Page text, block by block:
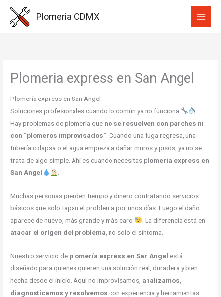
Plomeria CDMX
Plomeria express en San Angel
Plomería express en San Angel
Soluciones profesionales cuando lo común ya no funciona
Hay problemas de plomería que no se resuelven con parches ni
con “plomeros improvisados”. Cuando una fuga regresa, una
tubería colapsa o el agua empieza a dañar muros y pisos, ya no se
trata de algo simple. Ahí es cuando necesitas plomería express en
San Angel
.
Muchas personas pierden tiempo y dinero contratando servicios
básicos que solo tapan el problema por unos días. Luego el daño
aparece de nuevo, más grande y más caro
. La diferencia está en
atacar el origen del problema , no solo el síntoma.
Nuestro servicio de plomería express en San Angel está
diseñado para quienes quieren una solución real, duradera y bien
hecha desde el inicio. Aquí no improvisamos, analizamos,
diagnosticamos y resolvemos con experiencia y herramientas